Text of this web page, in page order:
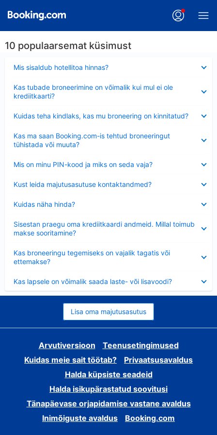
10 populaarsemat küsimust
Mis sisaldub hotellitoa hinnas?
Kas tubade broneerimine on võimalik kui mul ei ole
krediitkaarti?
Kuidas teha kindlaks, kas mu broneering on kinnitatud?
Kas ma saan Booking.com-is tehtud broneeringut
tühistada või muuta?
Mis on minu PIN-kood ja miks on seda vaja?
Kust leida majutusasutuse kontaktandmed?
Kuidas näha hinda?
Sisestan praegu oma krediitkaardi andmeid. Millal toimub
makse sooritamine?
Kas broneeringu tegemiseks on vajalik tagatis või
ettemakse?
Kas lapsele on võimalik saada laste- või lisavoodi?
Lisa oma majutusasutus
Arvutiversioon
Teenusetingimused
Kuidas meie sait töötab?
Privaatsusavaldus
Halda küpsiste seadeid
Halda isikupärastatud soovitusi
Tänapäevase orjapidamise vastane avaldus
Inimõiguste avaldus
Booking.com